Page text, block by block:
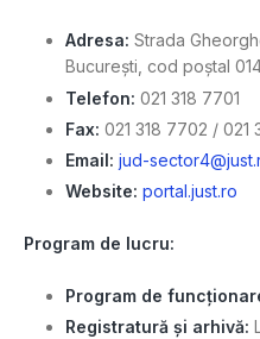
Adresa: Strada
București, cod poștal
Telefon: 021 318 7701
Fax: 021 318 7702 / 021
Email: jud-
Website: portal.just.ro
Program de lucru:
Program de
Registratură și arhivă: